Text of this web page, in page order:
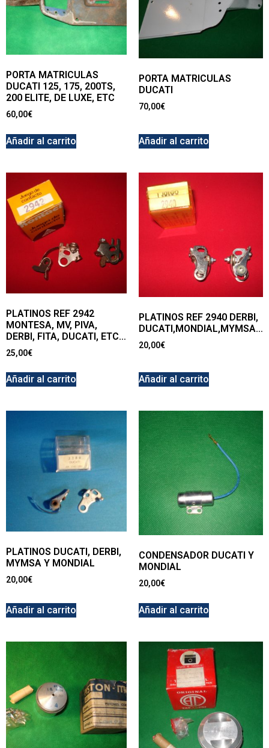
PORTA MATRICULAS
DUCATI 125, 175, 200TS,
200 ELITE, DE LUXE, ETC
60,00€
Añadir al carrito
PORTA MATRICULAS
DUCATI
70,00€
Añadir al carrito
PLATINOS REF 2942
MONTESA, MV, PIVA,
DERBI, FITA, DUCATI, ETC…
25,00€
Añadir al carrito
PLATINOS REF 2940 DERBI,
DUCATI,MONDIAL,MYMSA…
20,00€
Añadir al carrito
PLATINOS DUCATI, DERBI,
MYMSA Y MONDIAL
20,00€
Añadir al carrito
CONDENSADOR DUCATI Y
MONDIAL
20,00€
Añadir al carrito